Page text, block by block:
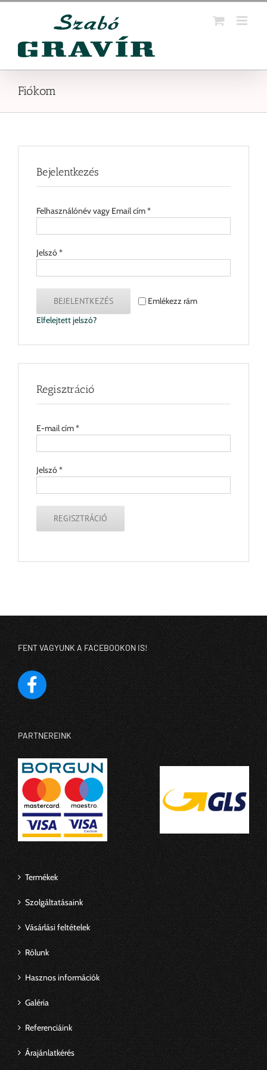
Kihagyás
Fiókom
Bejelentkezés
Felhasználónév vagy Email cím*
Jelszó*
Emlékezz rám
BEJELENTKEZÉS
Elfelejtett jelszó?
Regisztráció
E-mail cím*
Jelszó*
REGISZTRÁCIÓ
FENT VAGYUNK A FACEBOOKON IS!
PARTNEREINK
Termékek
Szolgáltatásaink
Vásárlási feltételek
Rólunk
Hasznos információk
Galéria
Referenciáink
Árajánlatkérés